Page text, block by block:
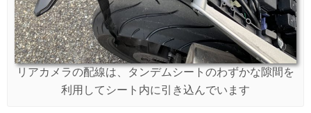
リアカメラの配線は、タンデムシートのわずかな隙間を
利用してシート内に引き込んでいます